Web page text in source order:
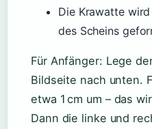
Die Krawatte
des Scheins
Für Anfänger: Lege
Bildseite nach unten.
etwa 1 cm um – das
Dann die linke und